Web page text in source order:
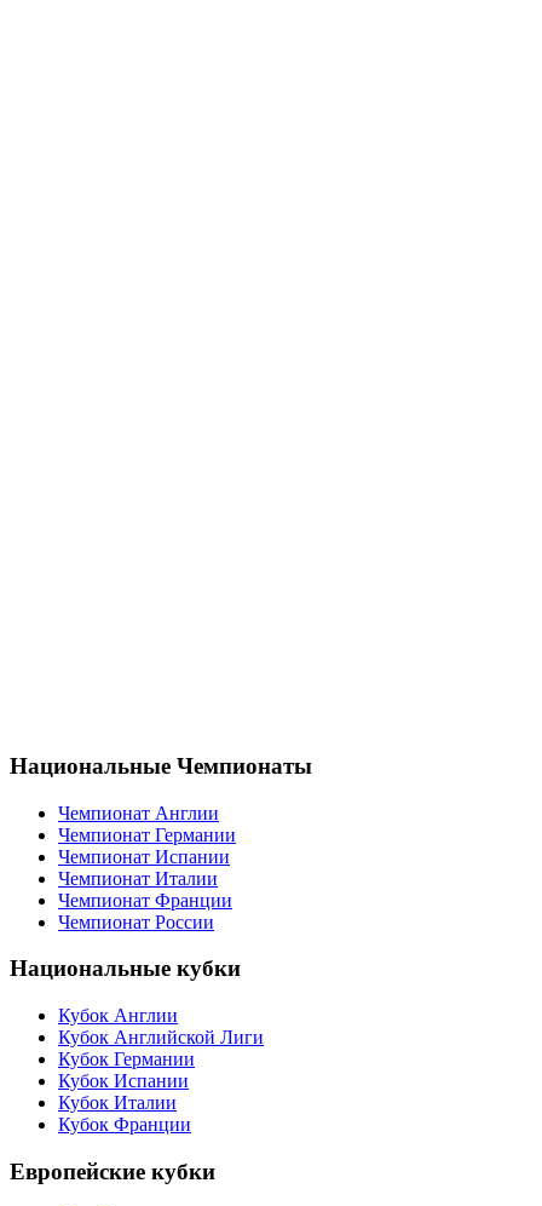
Национальные Чемпионаты
Чемпионат Англии
Чемпионат Германии
Чемпионат Испании
Чемпионат Италии
Чемпионат Франции
Чемпионат России
Национальные кубки
Кубок Англии
Кубок Английской Лиги
Кубок Германии
Кубок Испании
Кубок Италии
Кубок Франции
Европейские кубки